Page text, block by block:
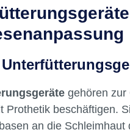
gehören zur
Prothetik beschäftigen.
an die